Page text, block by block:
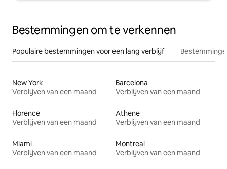
Bestemmingen om te verkennen
Populaire bestemmingen voor een lang verblijf
New York
Verblijven van een maand
Barcelona
Verblijven van een maand
Florence
Verblijven van een maand
Athene
Verblijven van een maand
Miami
Verblijven van een maand
Montreal
Verblijven van een maand